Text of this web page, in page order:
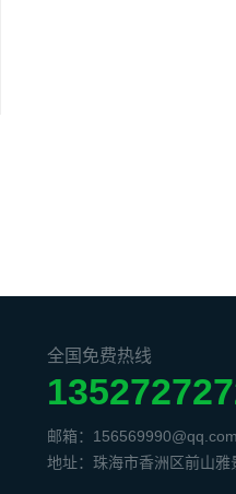
全国免费热线
邮箱：
地址：珠海市香洲区前山